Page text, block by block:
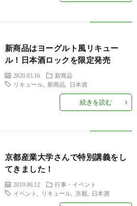
新商品はヨーグルト風リキュー
ル！日本酒ロックを限定発売
2020.03.16
新商品
リキュール, 新商品 日本酒
続きを読む
京都産業大学さんで特別講義をし
てきました！
2019.06.12
行事・イベント
イベント
リキュール, 京都, 日本酒